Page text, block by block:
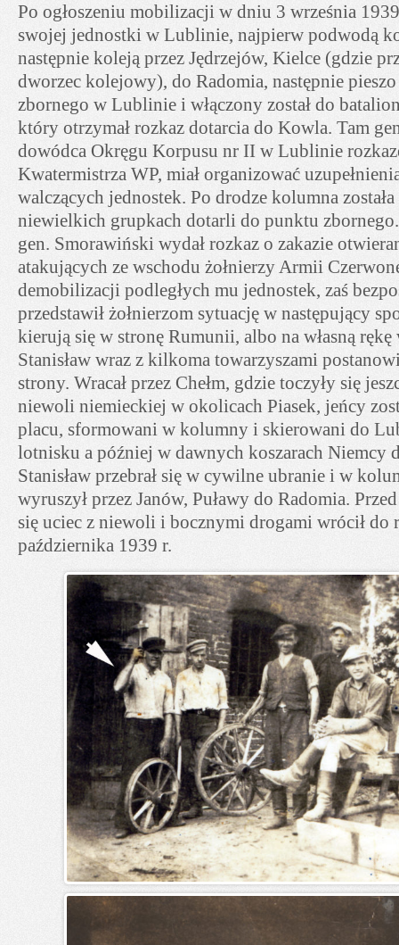
Po ogłoszeniu mobilizacji w dniu 3 września
swojej jednostki w Lublinie, najpierw podwodą
następnie koleją przez Jędrzejów, Kielce (gdzie
dworzec kolejowy), do Radomia, następnie
zbornego w Lublinie i włączony został do
który otrzymał rozkaz dotarcia do Kowla. Tam
dowódca Okręgu Korpusu nr II w Lublinie
Kwatermistrza WP, miał organizować
walczących jednostek. Po drodze kolumna
niewielkich grupkach dotarli do punktu
gen. Smorawiński wydał rozkaz o zakazie
atakujących ze wschodu żołnierzy Armii
demobilizacji podległych mu jednostek, zaś
przedstawił żołnierzom sytuację w następujący
kierują się w stronę Rumunii, albo na własną
Stanisław wraz z kilkoma towarzyszami
strony. Wracał przez Chełm, gdzie toczyły się
niewoli niemieckiej w okolicach Piasek, jeńcy
placu, sformowani w kolumny i skierowani do
lotnisku a później w dawnych koszarach Niemcy
Stanisław przebrał się w cywilne ubranie i w
wyruszył przez Janów, Puławy do Radomia.
się uciec z niewoli i bocznymi drogami wrócił do
października 1939 r.